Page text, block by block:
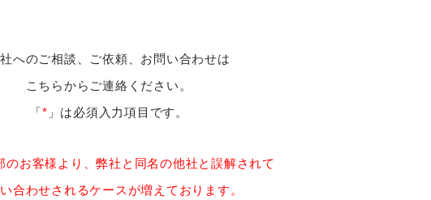
へのご相談、ご依頼、お問い合わせは
こちらからご連絡ください。
「* 」は必須入力項目です。
のお客様より、弊社と同名の他社と誤解されて
合わせされるケースが増えております。